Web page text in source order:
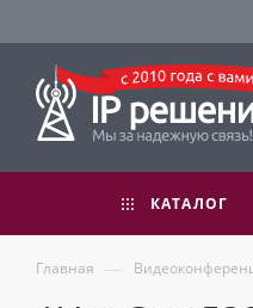
КАТАЛОГ
Главная —